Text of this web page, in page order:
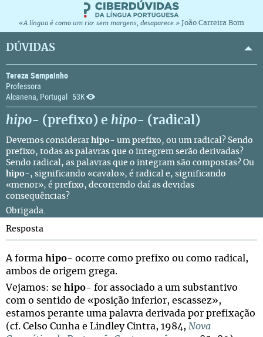
«A língua é como um rio: sem margens, desaparece.» João Carreira Bom
DÚVIDAS
Tereza Sampainho
Professora
Alcanena, Portugal
53K
hipo- (prefixo) e hipo- (radical)
Devemos considerar hipo- um prefixo, ou um radical? Sendo
prefixo, todas as palavras que o integrem serão derivadas?
Sendo radical, as palavras que o integram são compostas? Ou
hipo-, significando «cavalo», é radical e, significando
«menor», é prefixo, decorrendo daí as devidas
consequências?
Obrigada.
Resposta
A forma hipo- ocorre como prefixo ou como radical,
ambos de origem grega.
Vejamos: se hipo- for associado a um substantivo
com o sentido de «posição inferior, escassez»,
estamos perante uma palavra derivada por prefixação
(cf. Celso Cunha e Lindley Cintra, 1984, Nova